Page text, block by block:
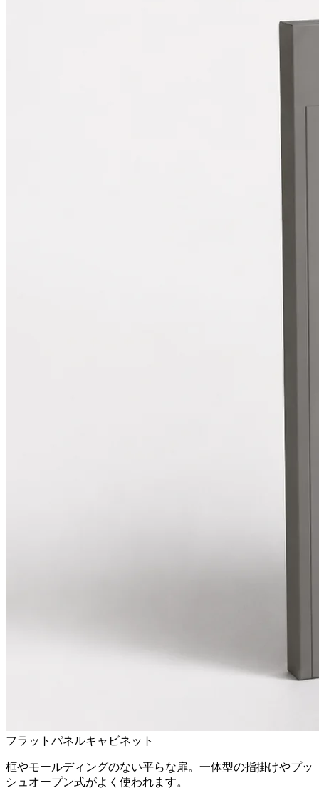
フラットパネルキャビネット
框やモールディングのない平らな扉。一体型の指掛けやプッ
シュオープン式がよく使われます。